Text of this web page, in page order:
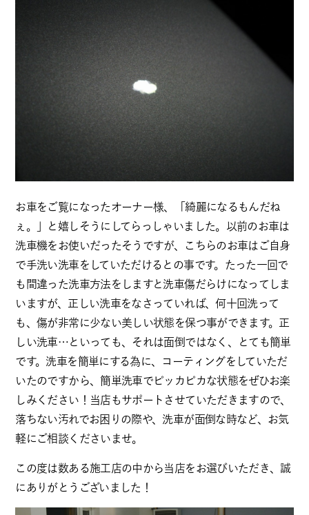
お車をご覧になったオーナー様、「綺麗になるもんだね
ぇ。」と嬉しそうにしてらっしゃいました。以前のお車は
洗車機をお使いだったそうですが、こちらのお車はご自身
で手洗い洗車をしていただけるとの事です。たった一回で
も間違った洗車方法をしますと洗車傷だらけになってしま
いますが、正しい洗車をなさっていれば、何十回洗って
も、傷が非常に少ない美しい状態を保つ事ができます。正
しい洗車…といっても、それは面倒ではなく、とても簡単
です。洗車を簡単にする為に、コーティングをしていただ
いたのですから、簡単洗車でピッカピカな状態をぜひお楽
しみください！当店もサポートさせていただきますので、
落ちない汚れでお困りの際や、洗車が面倒な時など、お気
軽にご相談くださいませ。
この度は数ある施工店の中から当店をお選びいただき、誠
にありがとうございました！